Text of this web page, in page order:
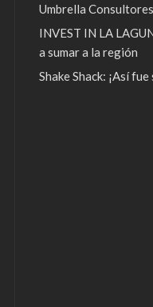
Umbrella
INVEST IN LA
a sumar a la región
Shake Shack: ¡Así